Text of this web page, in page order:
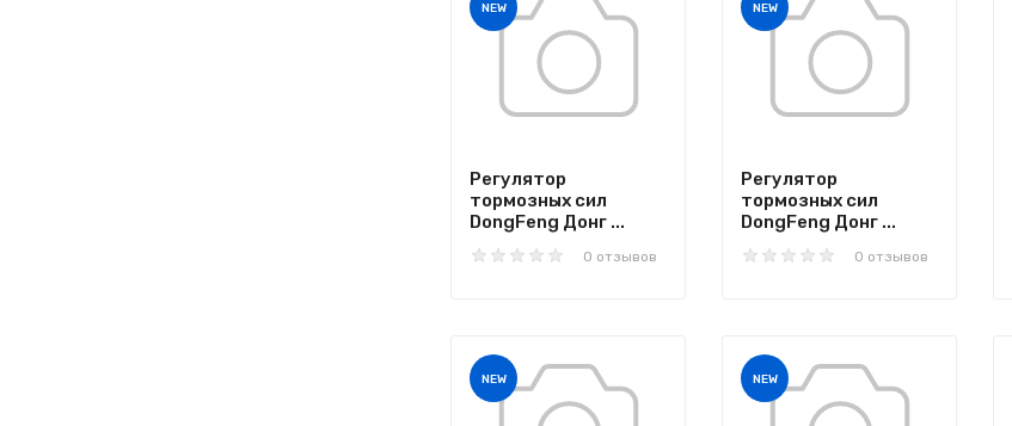
NEW
Регулятор
тормозных сил
DongFeng Донг ...
0 отзывов
NEW
Регулятор
тормозных сил
DongFeng Донг ...
0 отзывов
NEW NEW